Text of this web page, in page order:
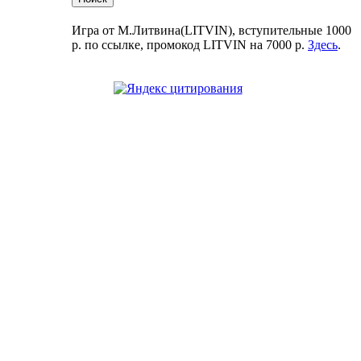
Игра от М.Литвина(LITVIN), вступительные 1000
р. по ссылке, промокод LITVIN на 7000 р. Здесь.